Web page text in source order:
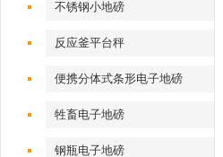
不锈钢小地磅
反应釜平台秤
便携分体式条形电子地磅
牲畜电子地磅
钢瓶电子地磅